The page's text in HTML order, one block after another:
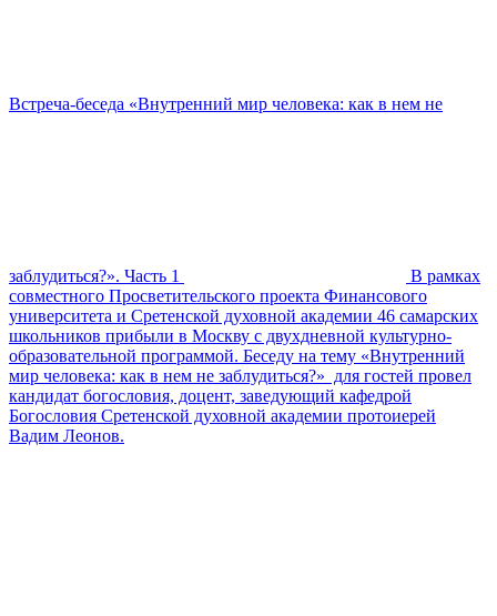
Встреча-беседа «Внутренний мир человека: как в нем не
заблудиться?». Часть 1
В рамках
совместного Просветительского проекта Финансового
университета и Сретенской духовной академии 46 самарских
школьников прибыли в Москву с двухдневной культурно-
образовательной программой. Беседу на тему «Внутренний
мир человека: как в нем не заблудиться?» для гостей провел
кандидат богословия, доцент, заведующий кафедрой
Богословия Сретенской духовной академии протоиерей
Вадим Леонов.